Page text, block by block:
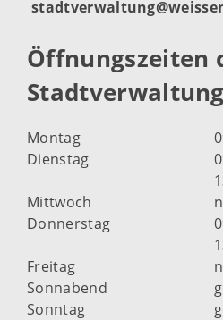
Öffnungszeiten
Montag
Dienstag
Mittwoch
Donnerstag
Freitag
Sonnabend
Sonntag